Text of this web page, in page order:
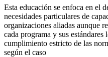
Esta educación se enfoca en el
necesidades particulares de
organizaciones aliadas aunque
cada programa y sus estándares
cumplimiento estricto de las
según el caso